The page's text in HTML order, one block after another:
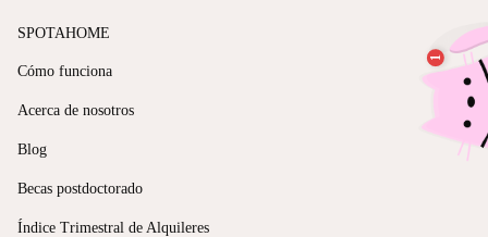
SPOTAHOME
Cómo funciona
Acerca de nosotros
Blog
Becas postdoctorado
Índice Trimestral de Alquileres